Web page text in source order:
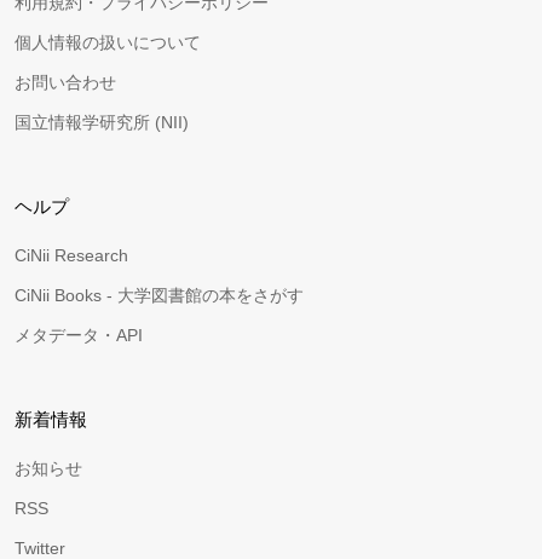
個人情報の扱いについて
お問い合わせ
国立情報学研究所 (NII)
ヘルプ
CiNii Research
CiNii Books - 大学図書館の本をさがす
メタデータ・API
新着情報
お知らせ
RSS
Twitter